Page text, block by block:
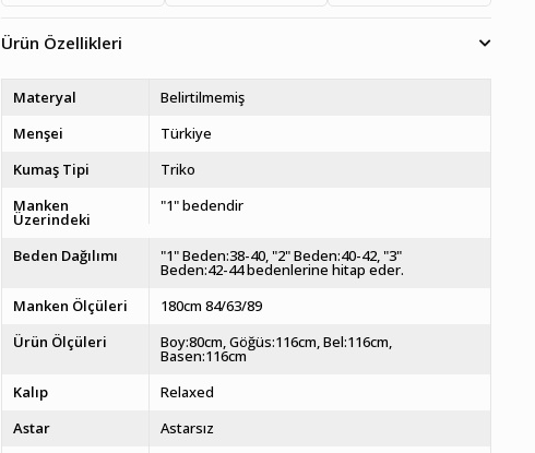
Ürün Özellikleri
Materyal
Belirtilmemiş
Menşei
Türkiye
Kumaş Tipi
Triko
Manken
Üzerindeki
"1" bedendir
Beden Dağılımı "1" Beden:38-40, "2" Beden:40-42, "3"
Beden:42-44 bedenlerine hitap eder.
Manken Ölçüleri
180cm 84/63/89
Ürün Ölçüleri
Boy:80cm, Göğüs:116cm, Bel:116cm,
Basen:116cm
Kalıp
Relaxed
Astar
Astarsız